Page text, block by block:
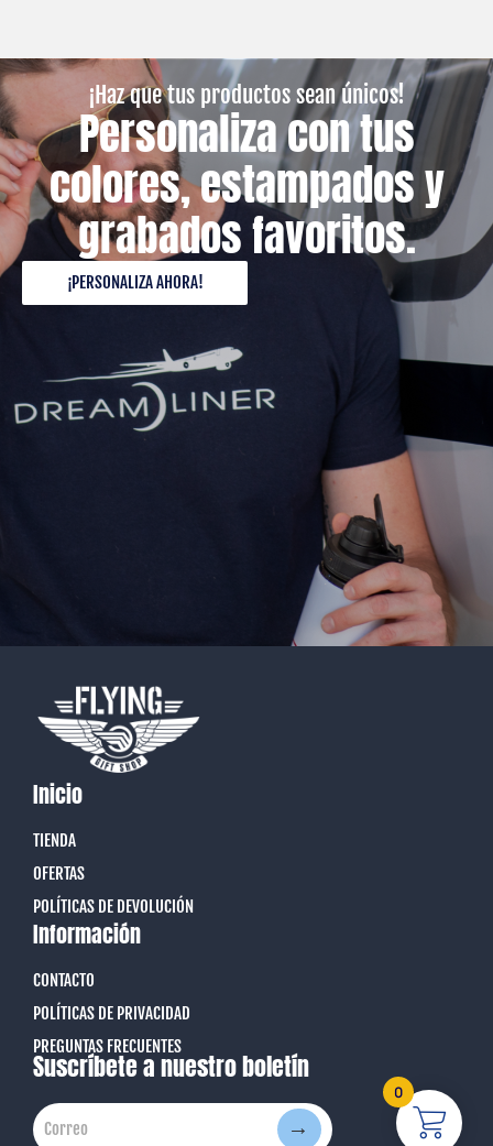
¡Haz que tus productos sean únicos!
Personaliza con tus
colores, estampados y
grabados favoritos.
¡PERSONALIZA AHORA!
Inicio
TIENDA
OFERTAS
POLÍTICAS DE DEVOLUCIÓN
Información
CONTACTO
POLÍTICAS DE PRIVACIDAD
PREGUNTAS FRECUENTES
Suscríbete a nuestro boletín
Correo
Correo →
0